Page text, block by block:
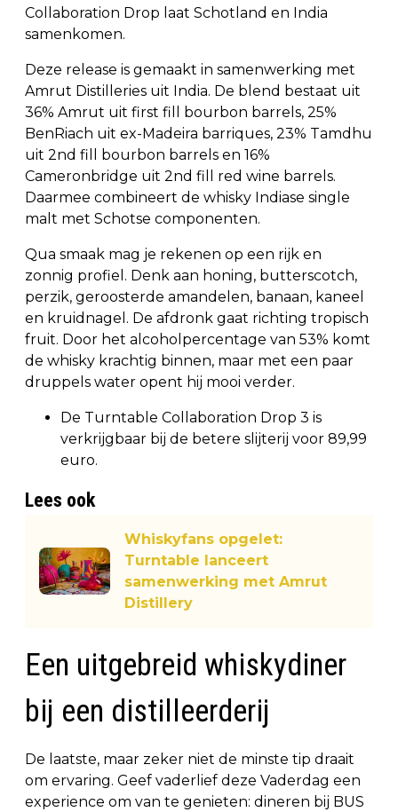
Collaboration Drop laat Schotland en India
samenkomen.
Deze release is gemaakt in samenwerking met
Amrut Distilleries uit India. De blend bestaat uit
36% Amrut uit first fill bourbon barrels, 25%
BenRiach uit ex-Madeira barriques, 23% Tamdhu
uit 2nd fill bourbon barrels en 16%
Cameronbridge uit 2nd fill red wine barrels.
Daarmee combineert de whisky Indiase single
malt met Schotse componenten.
Qua smaak mag je rekenen op een rijk en
zonnig profiel. Denk aan honing, butterscotch,
perzik, geroosterde amandelen, banaan, kaneel
en kruidnagel. De afdronk gaat richting tropisch
fruit. Door het alcoholpercentage van 53% komt
de whisky krachtig binnen, maar met een paar
druppels water opent hij mooi verder.
De Turntable Collaboration Drop 3 is
verkrijgbaar bij de betere slijterij voor 89,99
euro.
Lees ook
Whiskyfans opgelet:
Turntable lanceert
samenwerking met Amrut
Distillery
Een uitgebreid whiskydiner
bij een distilleerderij
De laatste, maar zeker niet de minste tip draait
om ervaring. Geef vaderlief deze Vaderdag een
experience om van te genieten: dineren bij BUS